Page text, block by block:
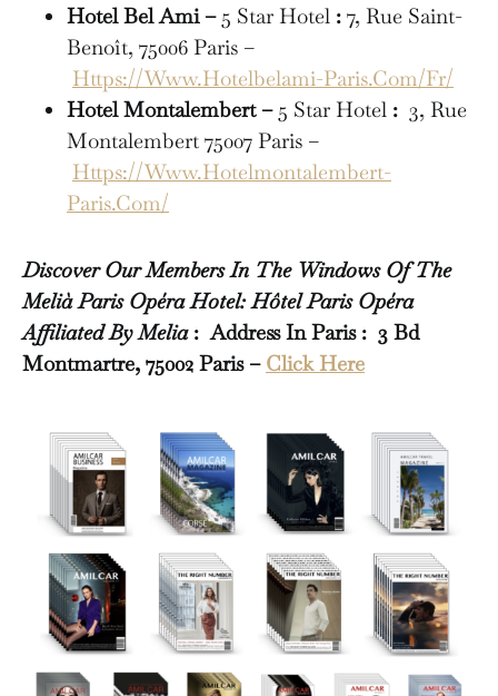
Hotel Bel Ami – 5 Star Hotel : 7, Rue Saint-
Benoît, 75006 Paris –
Https://Www.Hotelbelami-Paris.Com/Fr/
Hotel Montalembert – 5 Star Hotel : 3, Rue
Montalembert 75007 Paris –
Https://Www.Hotelmontalembert-
Paris.Com/
Discover Our Members In The Windows Of The
Melià Paris Opéra Hotel: Hôtel Paris Opéra
Affiliated By Melia: Address In Paris : 3 Bd
Montmartre, 75002 Paris – Click Here